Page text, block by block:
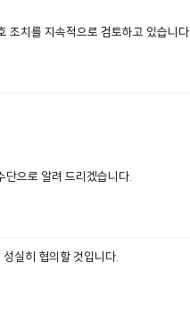
조치를 지속적으로 검토하고 있습니다.
으로 알려 드리겠습니다.
실히 협의할 것입니다.